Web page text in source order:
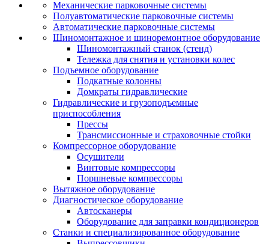
Механические парковочные системы
Полуавтоматические парковочные системы
Автоматические парковочные системы
Шиномонтажное и шиноремонтное оборудование
Шиномонтажный станок (стенд)
Тележка для снятия и установки колес
Подъемное оборудование
Подкатные колонны
Домкраты гидравлические
Гидравлические и грузоподъемные
приспособления
Прессы
Трансмиссионные и страховочные стойки
Компрессорное оборудование
Осушители
Винтовые компрессоры
Поршневые компрессоры
Вытяжное оборудование
Диагностическое оборудование
Автосканеры
Оборудование для заправки кондиционеров
Станки и специализированное оборудование